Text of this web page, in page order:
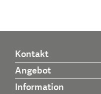
Kontakt
Angebot
Information